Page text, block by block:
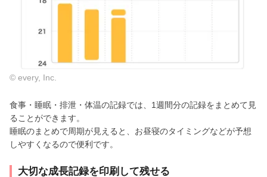
© every, Inc.
食事・睡眠・排泄・体温の記録では、1週間分の記録をまとめて見
ることができます。
睡眠のまとめで周期が見えると、お昼寝のタイミングなどが予想
しやすくなるので便利です。
大切な成長記録を印刷して残せる